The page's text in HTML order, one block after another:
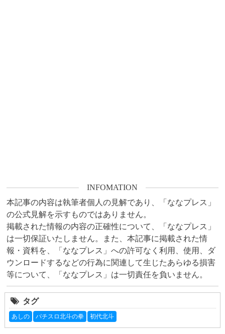
INFOMATION
本記事の内容は執筆者個人の見解であり、「ななプレス」
の公式見解を示すものではありません。
掲載された情報の内容の正確性について、「ななプレス」
は一切保証いたしません。また、本記事に掲載された情
報・資料を、「ななプレス」への許可なく利用、使用、ダ
ウンロードするなどの行為に関連して生じたあらゆる損害
等について、「ななプレス」は一切責任を負いません。
タグ
あしの パチスロ北斗の拳 初代北斗